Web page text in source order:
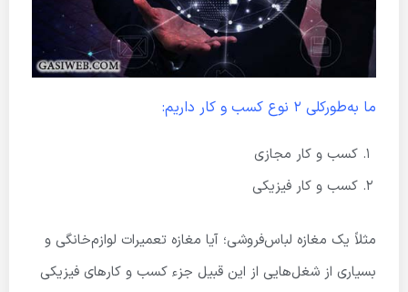
ما به‌طورکلی 2 نوع کسب و کار داریم:
کسب و کار مجازی
کسب و کار فیزیکی
مثلاً یک مغازه لباس‌فروشی؛ آیا مغازه تعمیرات لوازم‌خانگی و
بسیاری از شغل‌هایی از این قبیل جزء کسب و کارهای فیزیکی